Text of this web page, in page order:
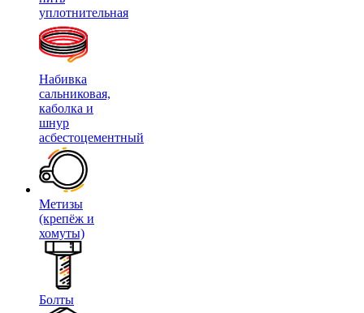
уплотнительная
Набивка
сальниковая,
каболка и
шнур
асбестоцементный
Метизы
(крепёж и
хомуты)
Болты